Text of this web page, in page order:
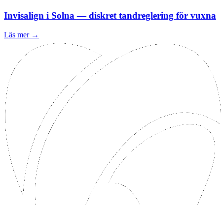
Invisalign i Solna — diskret tandreglering för vuxna
Läs mer →